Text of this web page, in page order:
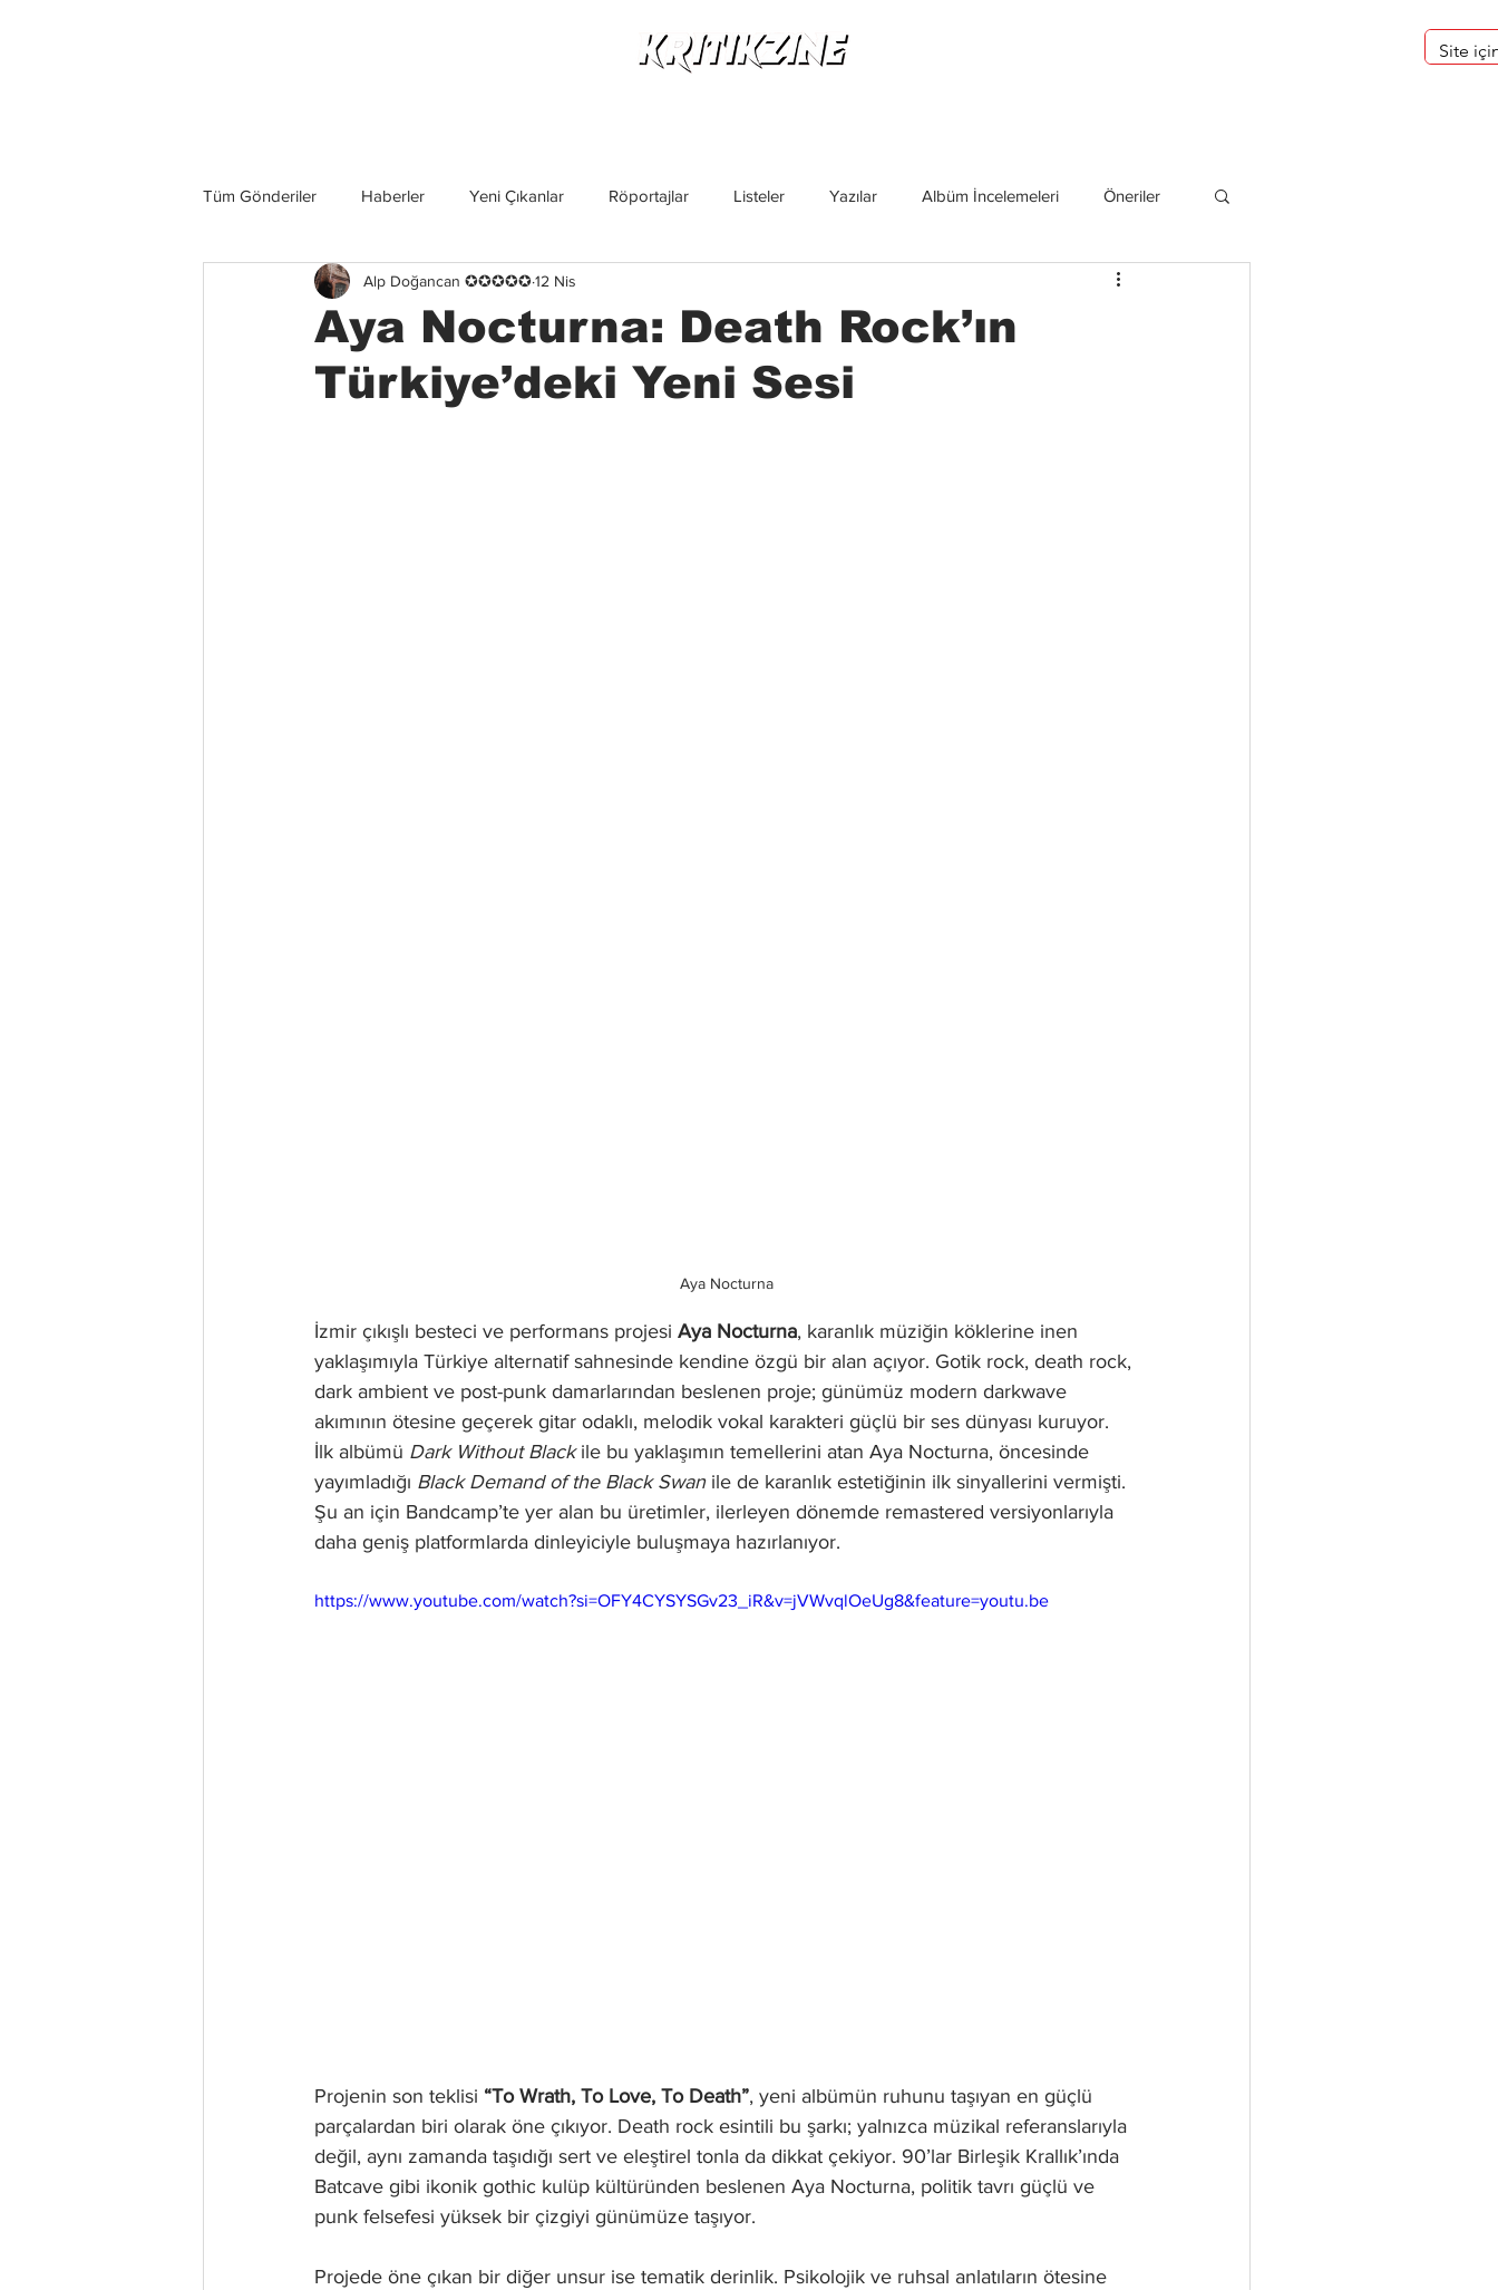
Tüm Gönderiler Haberler Yeni Çıkanlar Röportajlar Listeler Yazılar Albüm İncelemeleri Öneriler
Grup İncelemeleri Konserler İncelemeler
Aya Nocturna: Death Rock’ın
Türkiye’deki Yeni Sesi
Alp Doğancan ✪✪✪✪✪ 12 Nis
Aya Nocturna
İzmir çıkışlı besteci ve performans projesi Aya Nocturna, karanlık müziğin köklerine inen
yaklaşımıyla Türkiye alternatif sahnesinde kendine özgü bir alan açıyor. Gotik rock, death rock,
dark ambient ve post-punk damarlarından beslenen proje; günümüz modern darkwave
akımının ötesine geçerek gitar odaklı, melodik vokal karakteri güçlü bir ses dünyası kuruyor.
İlk albümü Dark Without Black ile bu yaklaşımın temellerini atan Aya Nocturna, öncesinde
yayımladığı Black Demand of the Black Swan ile de karanlık estetiğinin ilk sinyallerini vermişti.
Şu an için Bandcamp’te yer alan bu üretimler, ilerleyen dönemde remastered versiyonlarıyla
daha geniş platformlarda dinleyiciyle buluşmaya hazırlanıyor.
https://www.youtube.com/watch?si=OFY4CYSYSGv23_iR&v=jVWvqlOeUg8&feature=youtu.be
Projenin son teklisi “To Wrath, To Love, To Death”, yeni albümün ruhunu taşıyan en güçlü
parçalardan biri olarak öne çıkıyor. Death rock esintili bu şarkı; yalnızca müzikal referanslarıyla
değil, aynı zamanda taşıdığı sert ve eleştirel tonla da dikkat çekiyor. 90’lar Birleşik Krallık’ında
Batcave gibi ikonik gothic kulüp kültüründen beslenen Aya Nocturna, politik tavrı güçlü ve
punk felsefesi yüksek bir çizgiyi günümüze taşıyor.
Projede öne çıkan bir diğer unsur ise tematik derinlik. Psikolojik ve ruhsal anlatıların ötesine